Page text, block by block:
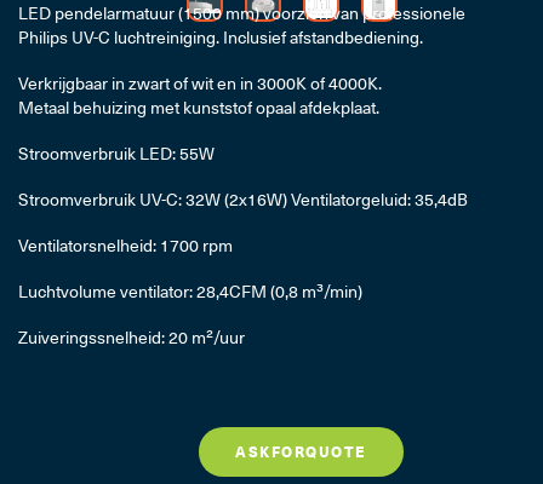
LED pendelarmatuur (1500 mm) voorzien van professionele
Philips UV-C luchtreiniging. Inclusief afstandbediening.
Verkrijgbaar in zwart of wit en in 3000K of 4000K.
Metaal behuizing met kunststof opaal afdekplaat.
Stroomverbruik LED: 55W
Stroomverbruik UV-C: 32W (2x16W) Ventilatorgeluid: 35,4dB
Ventilatorsnelheid: 1700 rpm
Luchtvolume ventilator: 28,4CFM (0,8 m³/min)
Zuiveringssnelheid: 20 m²/uur
ASKFORQUOTE